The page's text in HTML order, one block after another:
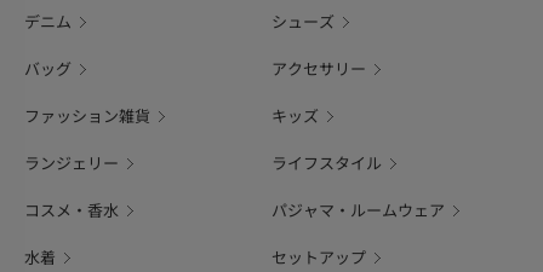
デニム シューズ
バッグ アクセサリー
ファッション雑貨 キッズ
ランジェリー ライフスタイル
コスメ・香水 パジャマ・ルームウェア
水着 セットアップ